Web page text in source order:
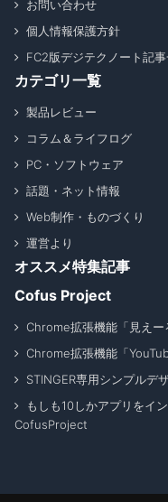
お問い合わせ
個人情報保護方針
FC2版デジテクノート記
カテゴリ一覧
製品レビュー
コラム＆ライフログ
PC・ソフトウェア
話題・ネット情報
Web制作・ものづくり
運営より
オススメ特集記事
Cofus Project
Chrome拡張機能「見えー
Chrome拡張機能「
STINGER専用シンプルデ
もしも10しかアプリをイ
CofusProject